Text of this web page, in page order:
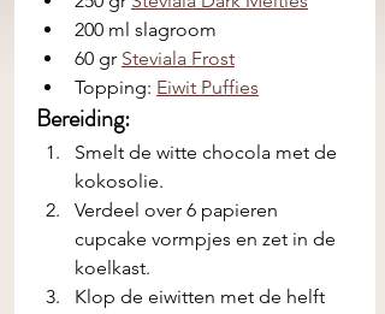
200 ml slagroom
60 gr Steviala Frost
Topping: Eiwit Puffies
Bereiding:
Smelt de witte chocola met de
kokosolie.
Verdeel over 6 papieren
cupcake vormpjes en zet in de
koelkast.
Klop de eiwitten met de helft